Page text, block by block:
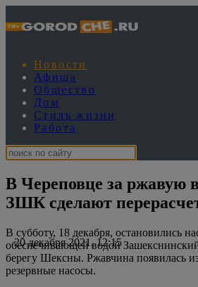
Новости
Афиша
Общество
Дом
Стиль жизни
Работа
В Череповце за ржавую
ЗШК сделают
20 декабря 2021, 12:15
В субботу, 18 декабря, остановились
обеспечивающей водой
берегу Шексны. Ржавчина появилась
резервные насосы.